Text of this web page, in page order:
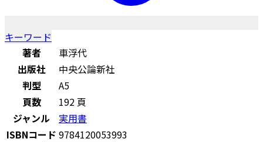
キーワード
著者
車浮代
出版社
中央公論新社
判型
A5
頁数
192 頁
ジャンル
実用書
ISBNコード 9784120053993